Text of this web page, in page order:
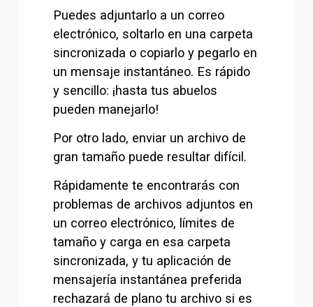
Puedes adjuntarlo a un correo
electrónico, soltarlo en una carpeta
sincronizada o copiarlo y pegarlo en
un mensaje instantáneo. Es rápido
y sencillo: ¡hasta tus abuelos
pueden manejarlo!
Por otro lado, enviar un archivo de
gran tamaño puede resultar difícil.
Rápidamente te encontrarás con
problemas de archivos adjuntos en
un correo electrónico, límites de
tamaño y carga en esa carpeta
sincronizada, y tu aplicación de
mensajería instantánea preferida
rechazará de plano tu archivo si es